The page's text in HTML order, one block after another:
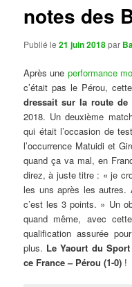
notes des
Publié le21 juin 2018par
Après une performance
c’était pas le Pérou,
dressait sur la route de
2018. Un deuxième
qui était l’occasion de
l’occurrence Matuidi et
quand ça va mal, en
direz, à juste titre : « je
les uns après les autres.
c’est les 3 points. » Un
quand même, avec
qualification assurée
plus. Le Yaourt du Sport
ce France – Pérou (1-0) !